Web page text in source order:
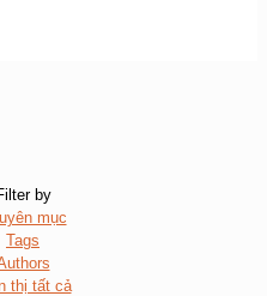
by
mục
Tags
thị tất cả